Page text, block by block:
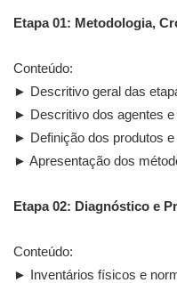
Etapa 01: Metodologia,
Conteúdo:
► Descritivo geral das
► Descritivo dos agentes
► Definição dos produtos e
► Apresentação dos
Etapa 02: Diagnóstico e
Conteúdo:
► Inventários físicos e